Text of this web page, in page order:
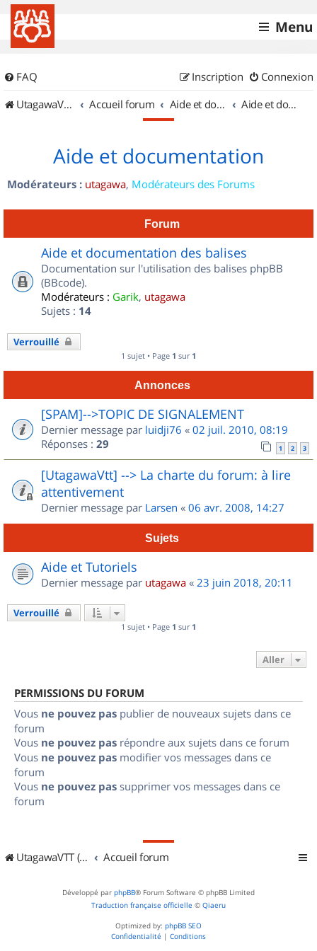
Menu
FAQ Connexion
Inscription
UtagawaVTT (Randos VTT et VTTAE avec traces GPS)
Accueil forum Aide et documentation Aide et documentation
Aide et documentation
Modérateurs : utagawa, Modérateurs des Forums
Forum
Aide et documentation des balises
Documentation sur l'utilisation des balises phpBB
(BBcode).
Modérateurs : Garik, utagawa
Sujets : 14
Verrouillé
1 sujet • Page 1 sur 1
Annonces
[SPAM]-->TOPIC DE SIGNALEMENT
Dernier message par luidji76 « 02 juil. 2010, 08:19
Réponses : 29 1 2 3
[UtagawaVtt] --> La charte du forum: à lire
attentivement
Dernier message par Larsen « 06 avr. 2008, 14:27
Sujets
Aide et Tutoriels
Dernier message par utagawa « 23 juin 2018, 20:11
Verrouillé
1 sujet • Page 1 sur 1
Aller
PERMISSIONS DU FORUM
Vous ne pouvez pas publier de nouveaux sujets dans ce
forum
Vous ne pouvez pas répondre aux sujets dans ce forum
Vous ne pouvez pas modifier vos messages dans ce
forum
Vous ne pouvez pas supprimer vos messages dans ce
forum
UtagawaVTT (Randos VTT et VTTAE avec traces GPS) Accueil forum
Développé par phpBB® Forum Software © phpBB Limited
Traduction française officielle © Qiaeru
Optimized by: phpBB SEO
Confidentialité | Conditions